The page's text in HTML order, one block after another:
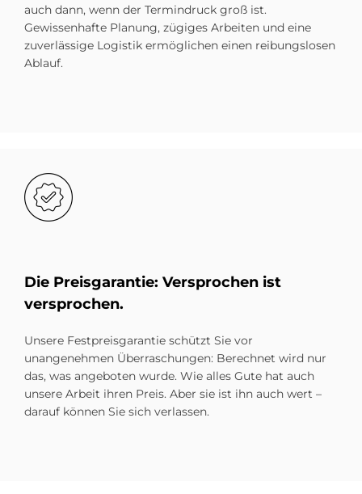
auch dann, wenn der Termindruck groß ist.
Gewissenhafte Planung, zügiges Arbeiten und eine
zuverlässige Logistik ermöglichen einen reibungslosen
Ablauf.
Bild
Die Preis­ga­ran­tie: Ver­spro­chen ist
ver­spro­chen.
Unsere Festpreisgarantie schützt Sie vor
unangenehmen Überraschungen: Berechnet wird nur
das, was angeboten wurde. Wie alles Gute hat auch
unsere Arbeit ihren Preis. Aber sie ist ihn auch wert –
darauf können Sie sich verlassen.